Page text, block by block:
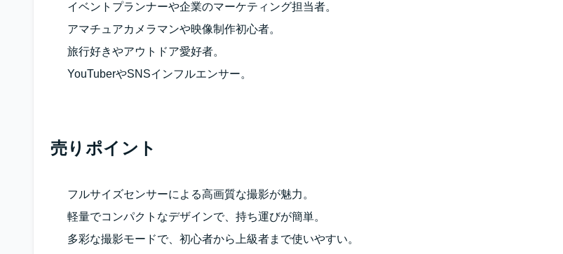
イベントプランナーや企業のマーケティング担当者。
アマチュアカメラマンや映像制作初心者。
旅行好きやアウトドア愛好者。
YouTuberやSNSインフルエンサー。
売りポイント
フルサイズセンサーによる高画質な撮影が魅力。
軽量でコンパクトなデザインで、持ち運びが簡単。
多彩な撮影モードで、初心者から上級者まで使いやすい。